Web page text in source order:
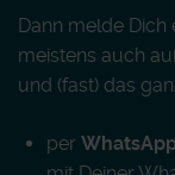
Dann melde Dich
meistens auch
und (fast) das
per